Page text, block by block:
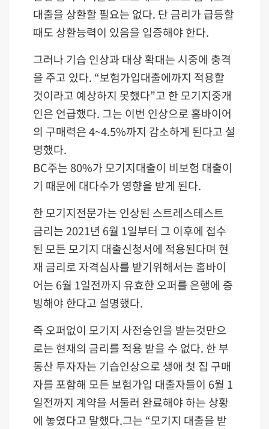
대출을 상환할 필요는 없다. 단 금리가 급등할
때도 상환능력이 있음을 입증해야 한다.
그러나 기습 인상과 대상 확대는 시중에 충격
을 주고 있다. “보험가입대출에까지 적용할
것이라고 예상하지 못했다”고 한 모기지중개
인은 언급했다. 그는 이번 인상으로 홈바이어
의 구매력은 4~4.5%까지 감소하게 된다고 설
명했다.
BC주는 80%가 모기지대출이 비보험 대출이
기 때문에 대다수가 영향을 받게 된다.
한 모기지전문가는 인상된 스트레스테스트
금리는 2021년 6월 1일부터 그 이후에 접수
된 모든 모기지 대출신청서에 적용된다며 현
재 금리로 자격심사를 받기위해서는 홈바이
어는 6월 1일전까지 유효한 오퍼를 은행에 증
빙해야 한다고 설명했다.
즉 오퍼없이 모기지 사전승인을 받는것만으
로는 현재의 금리를 적용 받을 수 없다. 한 부
동산 투자자는 기습인상으로 생애 첫 집 구매
자를 포함해 모든 보험가입 대출자들이 6월 1
일전까지 계약을 서둘러 완료해야 하는 상황
에 놓였다고 말했다.그는 “모기지 대출을 받